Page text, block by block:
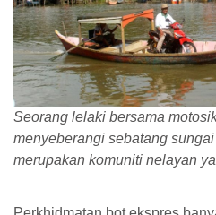
Seorang lelaki bersama
menyeberangi sebatang
merupakan komuniti nelayan